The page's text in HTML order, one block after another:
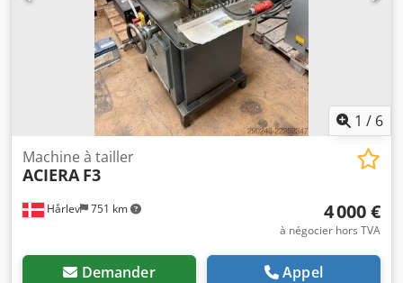
1 / 6
Hårlev 751 km
Machine à tailler
ACIERA F3
4 000 €
à négocier hors TVA
Demander Appel